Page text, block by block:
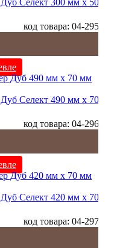
Селект 300 мм х 50
код товара: 04-295
Селект 490 мм х 70
код товара: 04-296
Селект 420 мм х 70
код товара: 04-297